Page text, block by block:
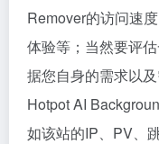
Remover的访问速
体验等；当然要评
据您自身的需求以
Hotpot AI
如该站的IP、PV、